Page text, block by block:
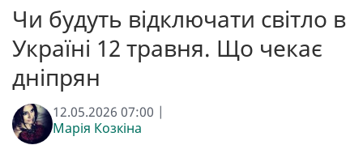
Чи будуть відключати світло в
Україні 12 травня. Що чекає
дніпрян
12.05.2026 07:00 |
Марія Козкіна